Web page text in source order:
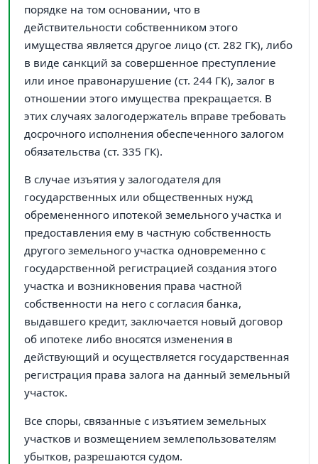
порядке на том основании, что в
действительности собственником этого
имущества является другое лицо (ст. 282 ГК), либо
в виде санкций за совершенное преступление
или иное правонарушение (ст. 244 ГК), залог в
отношении этого имущества прекращается. В
этих случаях залогодержатель вправе требовать
досрочного исполнения обеспеченного залогом
обязательства (ст. 335 ГК).
В случае изъятия у залогодателя для
государственных или общественных нужд
обремененного ипотекой земельного участка и
предоставления ему в частную собственность
другого земельного участка одновременно с
государственной регистрацией создания этого
участка и возникновения права частной
собственности на него с согласия банка,
выдавшего кредит, заключается новый договор
об ипотеке либо вносятся изменения в
действующий и осуществляется государственная
регистрация права залога на данный земельный
участок.
Все споры, связанные с изъятием земельных
участков и возмещением землепользователям
убытков, разрешаются судом.